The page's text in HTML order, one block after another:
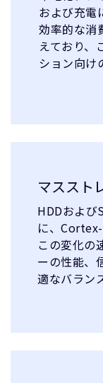
および充電
効率的な消
えており、
ション向け
マススト
HDDおよび
に、Cortex-
この変化の
ーの性能、
適なバラン